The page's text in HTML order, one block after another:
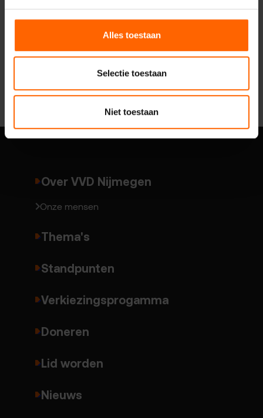
Alles toestaan
Selectie toestaan
Niet toestaan
Over VVD Nijmegen
Onze mensen
Thema's
Standpunten
Verkiezingsprogamma
Doneren
Lid worden
Nieuws